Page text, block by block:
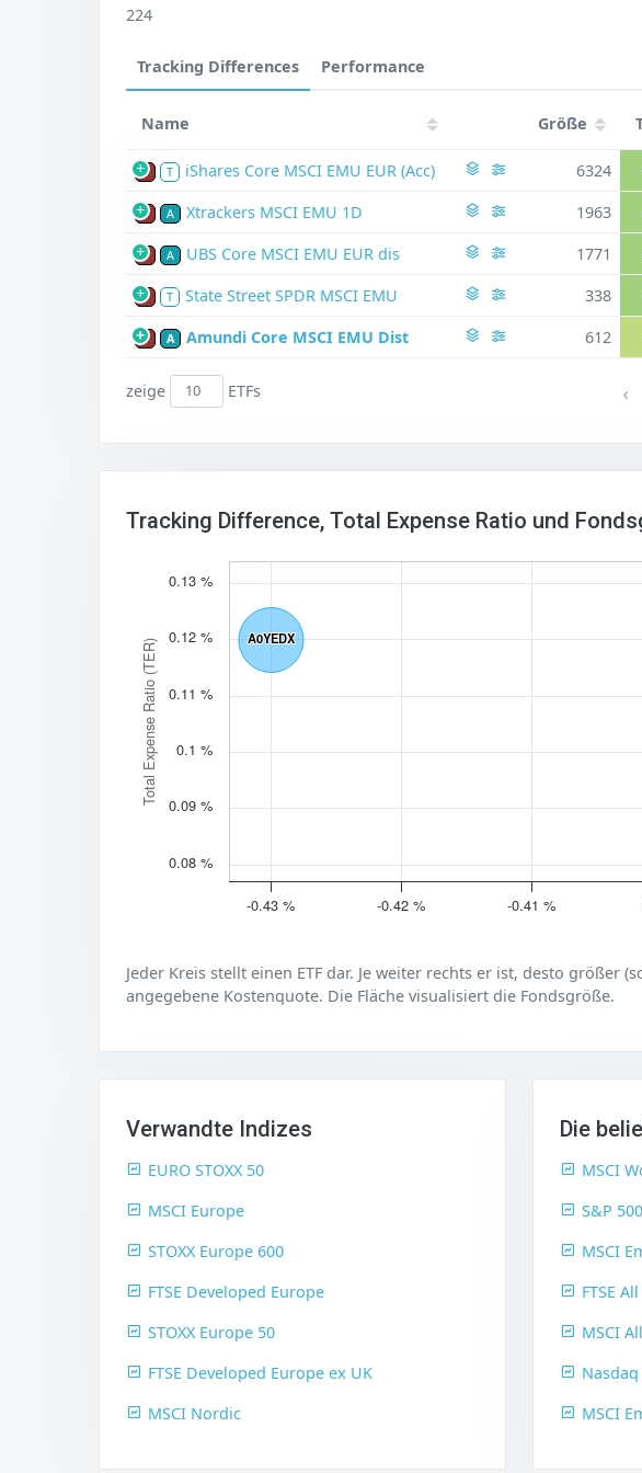
224
Tracking Differences Performance
Name Größe
P T iShares Core MSCI EMU EUR (Acc) 6324
P A Xtrackers MSCI EMU 1D 1963
P A UBS Core MSCI EMU EUR dis 1771
P T State Street SPDR MSCI EMU 338
P A Amundi Core MSCI EMU Dist 612
zeige ETFs
Tracking Difference, Total Expense Ratio und
Total Expense Ratio (TER) A0YEDX
A0YEDX
-0.43 % -0.42 % -0.41 %
0.08 %
0.09 %
0.1 %
0.11 %
0.12 %
0.13 %
Jeder Kreis stellt einen ETF dar. Je weiter rechts er ist, desto
angegebene Kostenquote. Die Fläche visualisiert die Fondsgröße.
Verwandte Indizes
EURO STOXX 50
MSCI Europe
STOXX Europe 600
FTSE Developed Europe
STOXX Europe 50
FTSE Developed Europe ex UK
MSCI Nordic
Die
MSCI
S&P 500
MSCI
FTSE
MSCI
Nasdaq
MSCI